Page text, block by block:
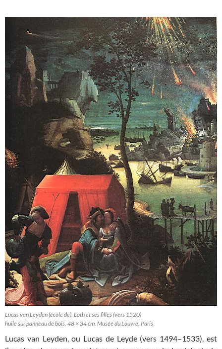
Lucas van Leyden (école de), Loth et ses filles (vers 1520)
huile sur panneau de bois, 48 × 34 cm. Musée du Louvre, Paris
Lucas van Leyden, ou Lucas de Leyde (vers 1494–1533), est